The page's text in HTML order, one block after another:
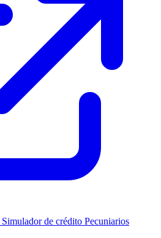
Simulador de crédito Pecuniarios